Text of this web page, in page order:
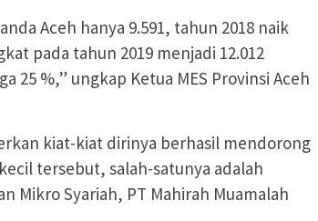
Aceh hanya 9.591, tahun 2018 naik
pada tahun 2019 menjadi 12.012
25 %,” ungkap Ketua MES Provinsi Aceh
kiat-kiat dirinya berhasil mendorong
tersebut, salah-satunya adalah
Mikro Syariah, PT Mahirah Muamalah